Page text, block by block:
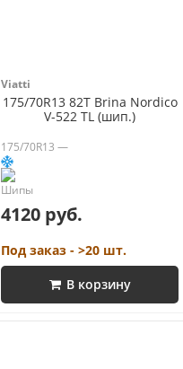
Viatti
175/70R13 82T Brina Nordico
V-522 TL (шип.)
175/70R13 —
4120 руб.
Под заказ - >20 шт.
В корзину